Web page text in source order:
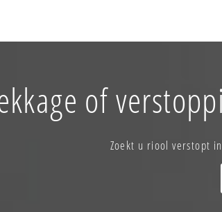
of
Zoekt u riool verstopt